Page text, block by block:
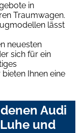
in
Traumwagen.
lässt
neuesten
sich für ein
Ihnen eine
Audi
und